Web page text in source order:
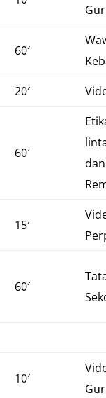
60′
20′
60′
15′
60′
10′